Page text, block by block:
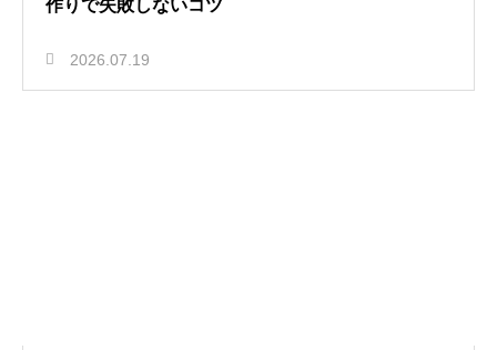
作りで失敗しないコツ
2026.07.19